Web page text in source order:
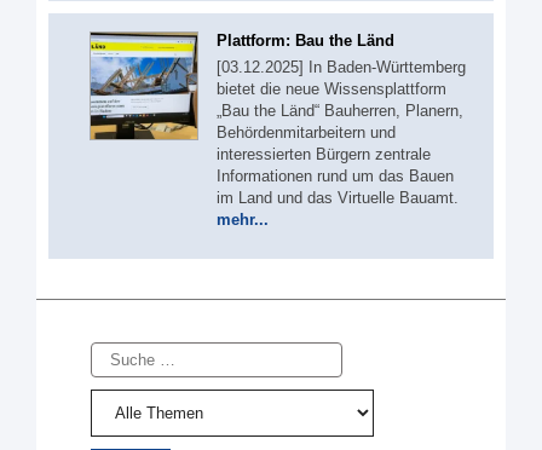
Plattform: Bau the Länd
[03.12.2025] In Baden-Württemberg
bietet die neue Wissensplattform
„Bau the Länd“ Bauherren, Planern,
Behördenmitarbeitern und
interessierten Bürgern zentrale
Informationen rund um das Bauen
im Land und das Virtuelle Bauamt.
mehr...
Suche